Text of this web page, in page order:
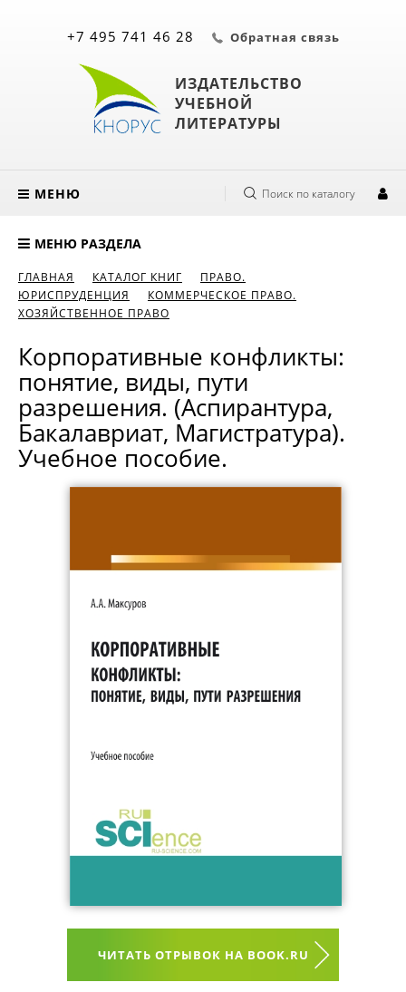
ИЗДАТЕЛЬСТВО
УЧЕБНОЙ
ЛИТЕРАТУРЫ
+7 495 741 46 28 Обратная связь
МЕНЮ Поиск по каталогу
МЕНЮ РАЗДЕЛА
ГЛАВНАЯ КАТАЛОГ КНИГ
ПРАВО.
ЮРИСПРУДЕНЦИЯ
КОММЕРЧЕСКОЕ ПРАВО.
ХОЗЯЙСТВЕННОЕ ПРАВО
Корпоративные конфликты:
понятие, виды, пути
разрешения. (Аспирантура,
Бакалавриат, Магистратура).
Учебное пособие.
ЧИТАТЬ ОТРЫВОК НА BOOK.RU